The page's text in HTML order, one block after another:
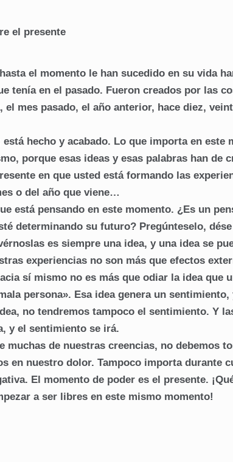
el presente
el momento le han sucedido en su vida
tenía en el pasado. Fueron creados por las
el mes pasado, el año anterior, hace diez,
hecho y acabado. Lo que importa en este
porque esas ideas y esas palabras han de
en que usted está formando las
o del año que viene…
está pensando en este momento. ¿Es un
determinando su futuro? Pregúnteselo,
es siempre una idea, y una idea se
experiencias no son más que efectos
sí mismo no es más que odiar la idea que
persona». Esa idea genera un
no tendremos tampoco el sentimiento. Y
y el sentimiento se irá.
muchas de nuestras creencias, no debemos
en nuestro dolor. Tampoco importa durante
El momento de poder es el presente.
a ser libres en este mismo momento!